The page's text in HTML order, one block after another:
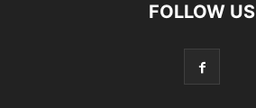
FOLLOW US